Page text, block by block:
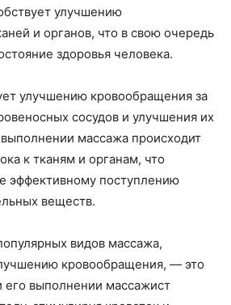
улучшению
и органов, что в свою очередь
здоровья человека.
улучшению кровообращения за
сосудов и улучшения их
массажа происходит
к тканям и органам, что
эффективному поступлению
веществ.
видов массажа,
кровообращения, — это
выполнении массажист